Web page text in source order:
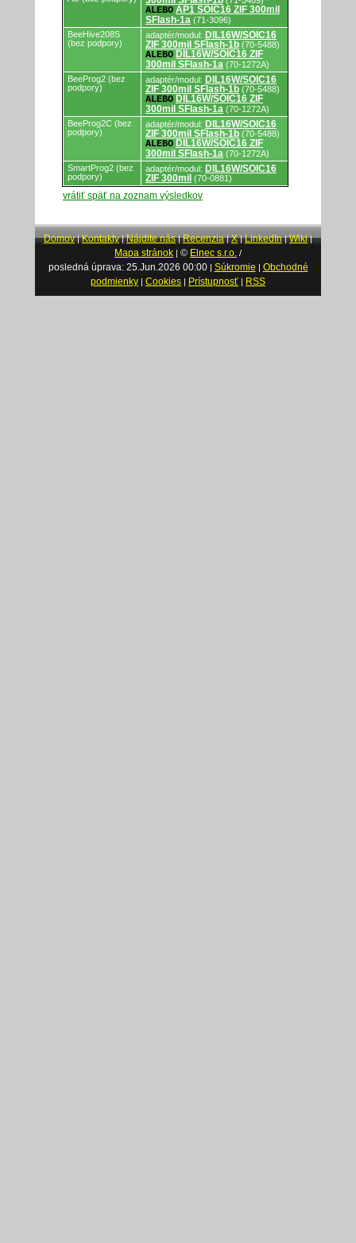
ALEBO AP1 SOIC16 ZIF 300mil
SFlash-1a (71-3096)
BeeHive208S
(bez podpory)
adaptér/modul: DIL16W/SOIC16
ZIF 300mil SFlash-1b (70-5488)
ALEBO DIL16W/SOIC16 ZIF
300mil SFlash-1a (70-1272A)
BeeProg2 (bez
podpory)
adaptér/modul: DIL16W/SOIC16
ZIF 300mil SFlash-1b (70-5488)
ALEBO DIL16W/SOIC16 ZIF
300mil SFlash-1a (70-1272A)
BeeProg2C (bez
podpory)
adaptér/modul: DIL16W/SOIC16
ZIF 300mil SFlash-1b (70-5488)
ALEBO DIL16W/SOIC16 ZIF
300mil SFlash-1a (70-1272A)
SmartProg2 (bez
podpory)
adaptér/modul: DIL16W/SOIC16
ZIF 300mil (70-0881)
vrátiť späť na zoznam výsledkov
Domov|Kontakty|Nájdite nás|Recenzia|X|LinkedIn|Wiki|
Mapa stránok | © Elnec s.r.o. /
posledná úprava: 25.Jun.2026 00:00| Súkromie | Obchodné
podmienky | Cookies | Prístupnosť | RSS